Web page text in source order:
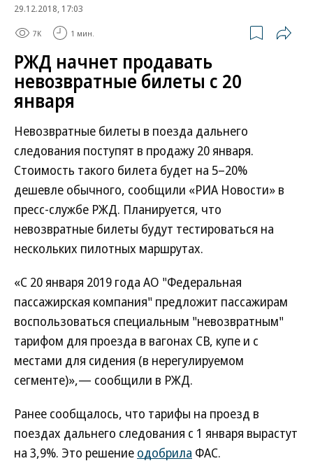
29.12.2018, 17:03
7K 1 мин.
РЖД начнет продавать
невозвратные билеты с 20
января
Невозвратные билеты в поезда дальнего
следования поступят в продажу 20 января.
Стоимость такого билета будет на 5–20%
дешевле обычного, сообщили «РИА Новости» в
пресс-службе РЖД. Планируется, что
невозвратные билеты будут тестироваться на
нескольких пилотных маршрутах.
«С 20 января 2019 года АО "Федеральная
пассажирская компания" предложит пассажирам
воспользоваться специальным "невозвратным"
тарифом для проезда в вагонах СВ, купе и с
местами для сидения (в нерегулируемом
сегменте)»,— сообщили в РЖД.
Ранее сообщалось, что тарифы на проезд в
поездах дальнего следования с 1 января вырастут
на 3,9%. Это решение одобрила ФАС.